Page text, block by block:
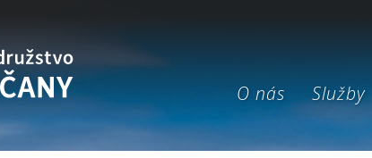
O nás Služby